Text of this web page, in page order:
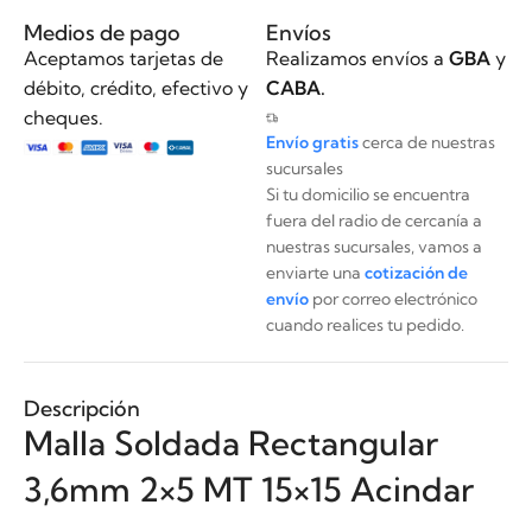
Medios de pago
Aceptamos tarjetas de
débito, crédito, efectivo y
cheques.
Envíos
Realizamos envíos a GBAy
CABA.
Envío gratiscerca de nuestras
sucursales
Si tu domicilio se encuentra
fuera del radio de cercanía a
nuestras sucursales, vamos a
enviarte una cotización de
envíopor correo electrónico
cuando realices tu pedido.
Descripción
Malla Soldada Rectangular
3,6mm 2×5 MT 15×15 Acindar